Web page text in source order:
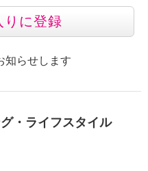
りに登録
知らせします
・ライフスタイル